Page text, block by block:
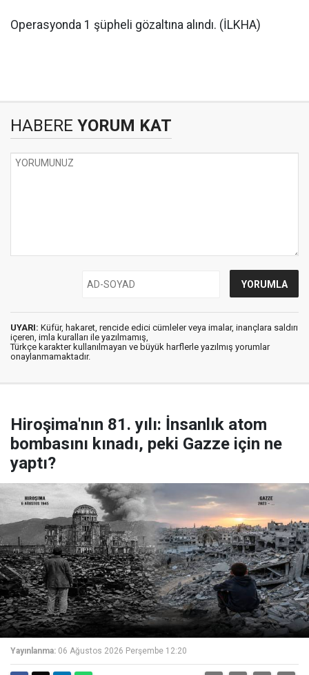
Operasyonda 1 şüpheli gözaltına alındı. (İLKHA)
HABERE YORUM KAT
UYARI: Küfür, hakaret, rencide edici cümleler veya imalar, inançlara saldırı
içeren, imla kuralları ile yazılmamış,
Türkçe karakter kullanılmayan ve büyük harflerle yazılmış yorumlar
onaylanmamaktadır.
Hiroşima'nın 81. yılı: İnsanlık atom
bombasını kınadı, peki Gazze için ne
yaptı?
Yayınlanma: 06 Ağustos 2026 Perşembe 12:20